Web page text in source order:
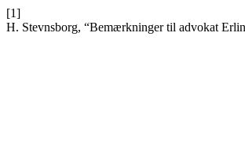
[1]
H. Stevnsborg, “Bemærkninger til advokat